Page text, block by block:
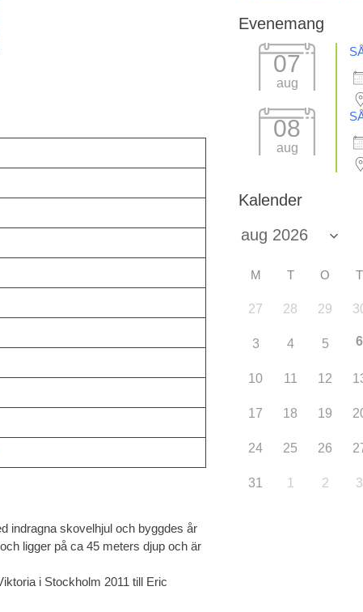
indragna skovelhjul och byggdes år
ligger på ca 45 meters djup och är
i Stockholm 2011 till Eric
Evenemang
07
aug
08
aug
Kalender
M T O T
27 28 29
3 4 5 6
10 11 12
17 18 19
24 25 26
31 1 2 3